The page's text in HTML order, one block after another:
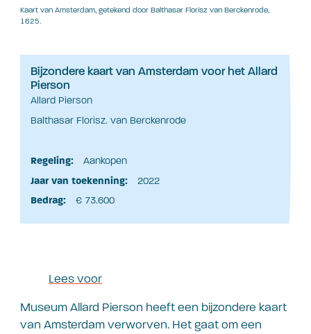
Kaart van Amsterdam, getekend door Balthasar Florisz van Berckenrode,
1625.
Bijzondere kaart van Amsterdam voor het Allard
Pierson
Allard Pierson
Balthasar Florisz. van Berckenrode
Regeling:
Aankopen
Jaar van toekenning:
2022
Bedrag:
€ 73.600
Lees voor
Museum Allard Pierson heeft een bijzondere kaart
van Amsterdam verworven. Het gaat om een